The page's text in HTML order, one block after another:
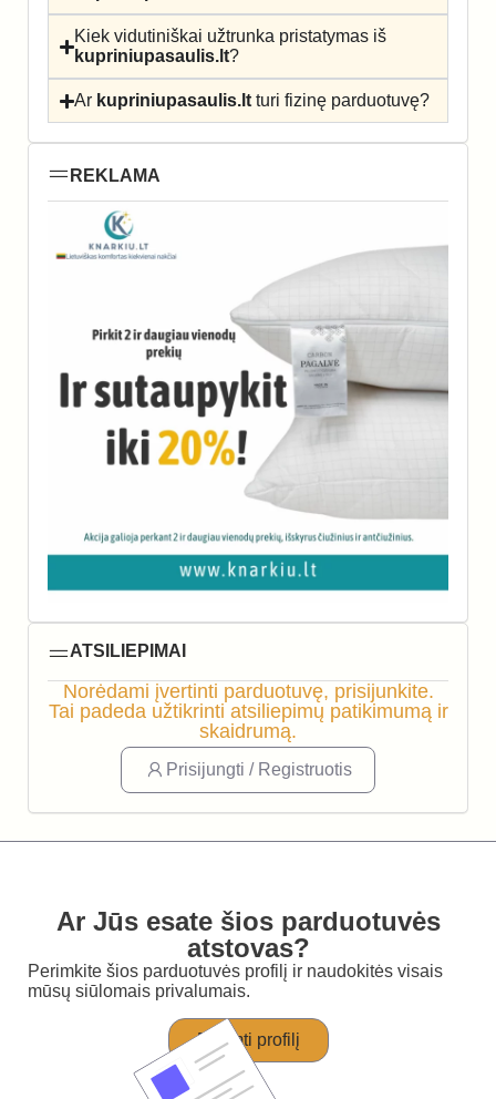
Kiek vidutiniškai užtrunka pristatymas iš
kupriniupasaulis.lt?
Ar kupriniupasaulis.lt turi fizinę parduotuvę?
REKLAMA
ATSILIEPIMAI
Norėdami įvertinti parduotuvę, prisijunkite.
Tai padeda užtikrinti atsiliepimų patikimumą ir
skaidrumą.
Prisijungti / Registruotis
Ar Jūs esate šios parduotuvės
atstovas?
Perimkite šios parduotuvės profilį ir naudokitės visais
mūsų siūlomais privalumais.
Perimti profilį